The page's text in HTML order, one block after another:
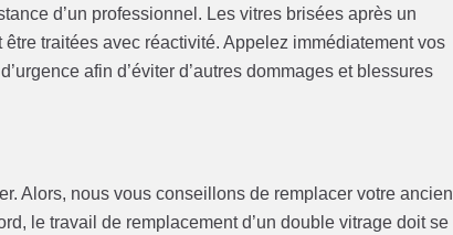
d’un professionnel. Les vitres brisées après un
traitées avec réactivité. Appelez immédiatement vos
afin d’éviter d’autres dommages et blessures
Alors, nous vous conseillons de remplacer votre ancien
le travail de remplacement d’un double vitrage doit se